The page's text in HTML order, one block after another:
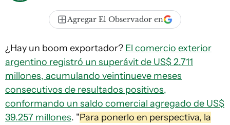
Agregar El Observador en
¿Hay un boom exportador? El comercio exterior
argentino registró un superávit de US$ 2.711
millones, acumulando veintinueve meses
consecutivos de resultados positivos,
conformando un saldo comercial agregado de US$
39.257 millones. "Para ponerlo en perspectiva, la